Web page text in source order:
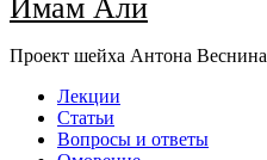
Имам Али
Проект шейха Антона Веснина
Лекции
Статьи
Вопросы и ответы